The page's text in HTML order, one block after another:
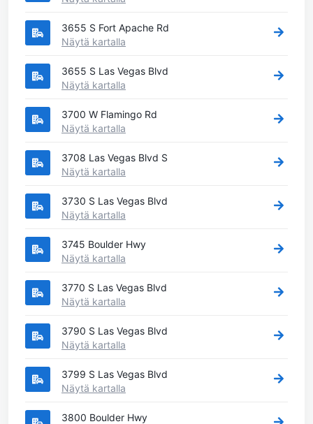
3655 S Fort Apache Rd
Näytä kartalla
3655 S Las Vegas Blvd
Näytä kartalla
3700 W Flamingo Rd
Näytä kartalla
3708 Las Vegas Blvd S
Näytä kartalla
3730 S Las Vegas Blvd
Näytä kartalla
3745 Boulder Hwy
Näytä kartalla
3770 S Las Vegas Blvd
Näytä kartalla
3790 S Las Vegas Blvd
Näytä kartalla
3799 S Las Vegas Blvd
Näytä kartalla
3800 Boulder Hwy